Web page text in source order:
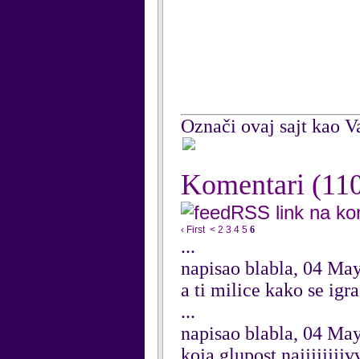
Označi ovaj sajt kao
Komentari
RSS link na
‹ First < 2 3 4 5 6
...
napisao blabla, 04
a ti milice kako se
...
napisao blabla, 04